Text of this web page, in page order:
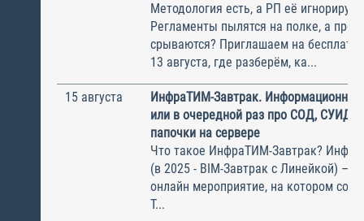
Методология есть, а РП её
Регламенты пылятся на полке, а
срываются? Приглашаем на
13 августа, где разберём, ка...
15 августа
ИнфраТИМ-Завтрак.
или в очередной раз про СОД, СУИД и
папочки на сервере
Что такое ИнфраТИМ-Завтрак?
(в 2025 - BIM-Завтрак с Линейкой) –
онлайн мероприятие, на котором
Т...